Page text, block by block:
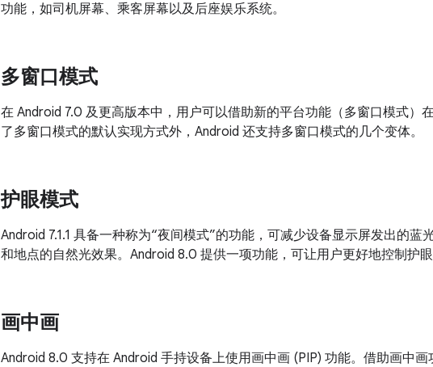
功能，如司机屏幕、乘客屏幕以及后座娱乐系统。
多窗口模式
在 Android 7.0 及更高版本中，用户可以借助新的平台功能（多窗口模式）
了多窗口模式的默认实现方式外，Android 还支持多窗口模式的几个变体。
护眼模式
Android 7.1.1 具备一种称为“夜间模式”的功能，可减少设备显示屏发出的蓝
和地点的自然光效果。Android 8.0 提供一项功能，可让用户更好地控制护眼
画中画
Android 8.0 支持在 Android 手持设备上使用画中画 (PIP) 功能。借助画中